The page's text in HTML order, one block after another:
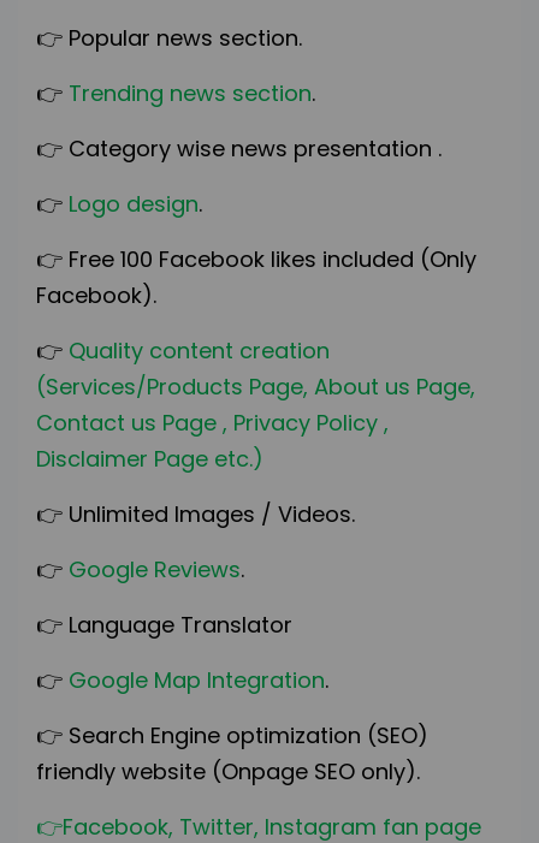
👉 Popular news section.
👉 Trending news section.
👉 Category wise news presentation .
👉 Logo design.
👉 Free 100 Facebook likes included (Only
Facebook).
👉 Quality content creation
(Services/Products Page, About us Page,
Contact us Page , Privacy Policy ,
Disclaimer Page etc.)
👉 Unlimited Images / Videos.
👉 Google Reviews.
👉 Language Translator
👉 Google Map Integration.
👉 Search Engine optimization (SEO)
friendly website (Onpage SEO only).
👉Facebook, Twitter, Instagram fan page